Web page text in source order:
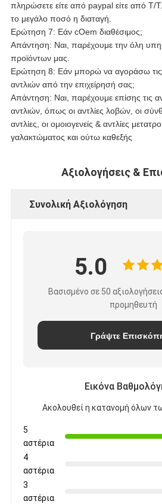
πληρώσετε είτε από paypal είτε από T/
το μεγάλο ποσό η διαταγή.
Ερώτηση 7: Εάν cOem διαθέσιμος;
Απάντηση: Ναι, παρέχουμε την όλη
προϊόντων μας.
Ερώτηση 8: Εάν μπορώ να αγοράσω τις
αντλιών από την επιχείρησή σας;
Απάντηση: Ναι, παρέχουμε επίσης τις
αντλιών, όπως οι αντλίες λοβών, οι
αντλίες, οι ομοιογενείς & αντλίες
γαλακτώματος και ούτω καθεξής
Αξιολογήσεις &
Συνολική Αξιολόγηση
5.0
Βασισμένο σε 50
προμηθευτή
Γράψτε
Εικόνα
Ακολουθεί η κατανομή όλων
5
αστέρια
4
αστέρια
3
αστέρια